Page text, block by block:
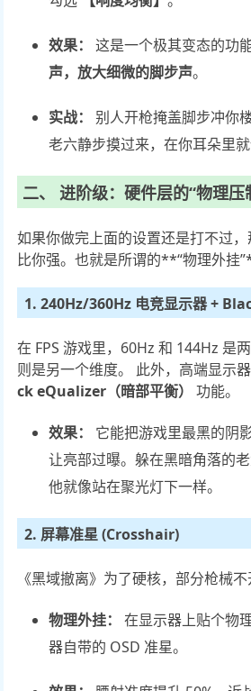
效果： 这是一个极其变态的功
声，放大细微的脚步声。
实战：
别人开枪掩盖脚步冲你
老六静步摸过来，在你耳朵里就
二、 进阶级：硬件层的“物理压
如果你做完上面的设置还是打不过
比你强。也就是所谓的**“物理外挂
1. 240Hz/360Hz 电竞显示器 +
在 FPS 游戏里，60Hz 和 144Hz 是
则是另一个维度。 此外，高端显示
ck eQualizer（暗部平衡）
功能。
效果：
它能把游戏里最黑的阴
让亮部过曝。躲在黑暗角落的
他就像站在聚光灯下一样。
2. 屏幕准星 (Crosshair)
《黑域撤离》为了硬核，部分枪械不
物理外挂：
在显示器上贴个物
器自带的 OSD 准星。